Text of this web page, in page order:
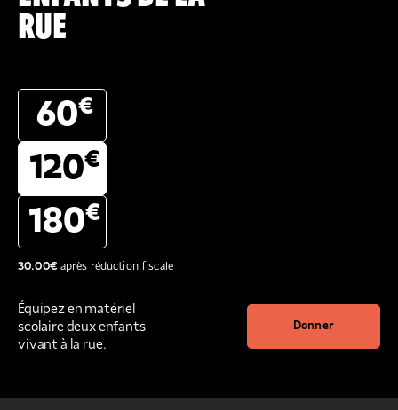
RUE
60€
120€
180€
30.00€après réduction fiscale
Équipez en matériel
scolaire deux enfants
vivant à la rue.
Donner